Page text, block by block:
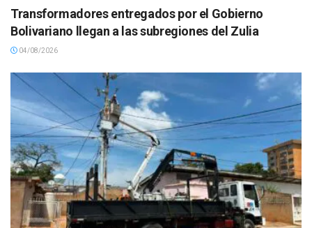
Transformadores entregados por el Gobierno
Bolivariano llegan a las subregiones del Zulia
04/08/2026